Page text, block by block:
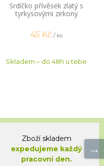
Srdíčko přívěsek zlatý s
tyrkysovými zirkony
45 Kč / ks
Skladem – do 48h u tebe
Zboží skladem
expedujeme každý
pracovní den.